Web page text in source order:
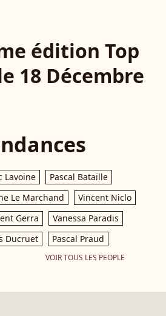
édition Top
18 Décembre
Lavoine
Pascal Bataille
Le Marchand
Vincent Niclo
Gerra
Vanessa Paradis
Ducruet
Pascal Praud
VOIR TOUS LES PEOPLE